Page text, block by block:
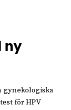
ny
gynekologiska
för HPV